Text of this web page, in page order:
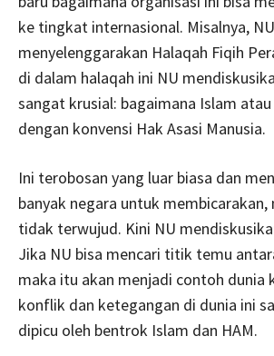
ke tingkat internasional. Misalnya, NU
menyelenggarakan Halaqah Fiqih
di dalam halaqah ini NU
sangat krusial: bagaimana Islam
dengan konvensi Hak Asasi Manusia.
Ini terobosan yang luar biasa dan
banyak negara untuk membicarakan,
tidak terwujud. Kini NU
Jika NU bisa mencari titik temu
maka itu akan menjadi contoh dunia
konflik dan ketegangan di dunia ini
dipicu oleh bentrok Islam dan HAM.